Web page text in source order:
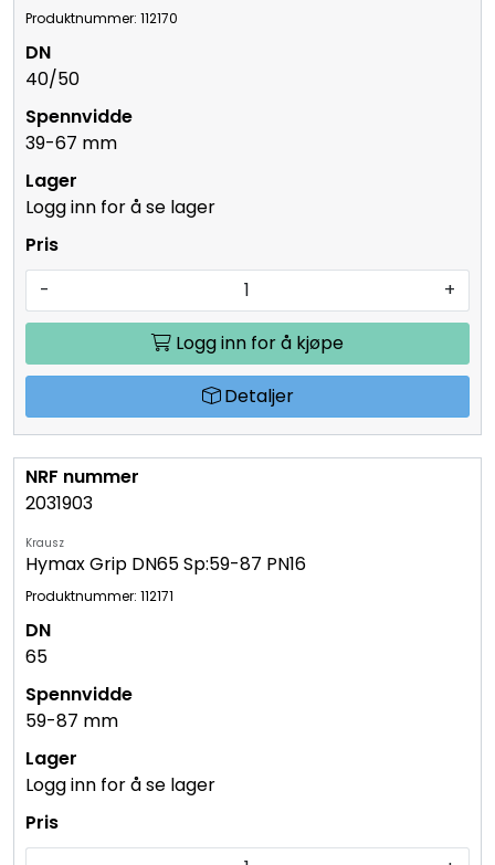
Produktnummer: 112170
40/50
39-67 mm
Logg inn for å se lager
- +
Logg inn for å kjøpe
Detaljer
2031903
Krausz
Hymax Grip DN65 Sp:59-87 PN16
Produktnummer: 112171
65
59-87 mm
Logg inn for å se lager